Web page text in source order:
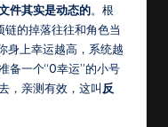
件其实是动态的。根
的掉落往往和角色当
上幸运越高，系统越
备一个“0幸运”的小号
，亲测有效，这叫反